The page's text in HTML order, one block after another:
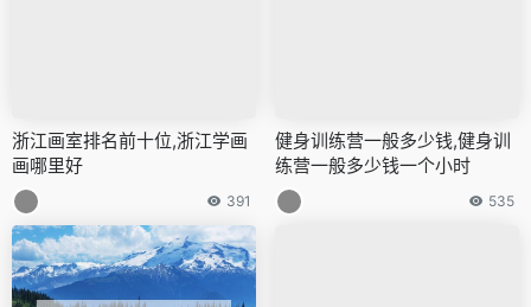
浙江画室排名前十位,浙江学画
画哪里好
391
健身训练营一般多少钱,健身训
练营一般多少钱一个小时
535